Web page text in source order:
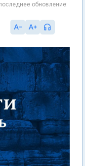
обновление: